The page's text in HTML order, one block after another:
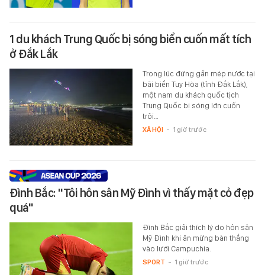
1 du khách Trung Quốc bị sóng biển cuốn mất tích
ở Đắk Lắk
Trong lúc đứng gần mép nước tại
bãi biển Tuy Hòa (tỉnh Đắk Lắk),
một nam du khách quốc tịch
Trung Quốc bị sóng lớn cuốn
trôi…
XÃ HỘI - 1 giờ trước
Đình Bắc: "Tôi hôn sân Mỹ Đình vì thấy mặt cỏ đẹp
quá"
Đình Bắc giải thích lý do hôn sân
Mỹ Đình khi ăn mừng bàn thắng
vào lưới Campuchia.
SPORT - 1 giờ trước